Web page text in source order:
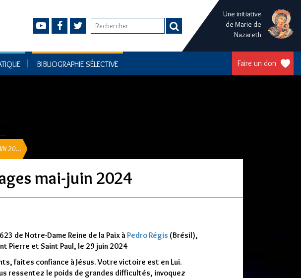
Une initiative
de Marie de
Nazareth
Faire un don
BIBLIOGRAPHIE SÉLECTIVE
20…
mai-juin 2024
de Notre-Dame Reine de la Paix àPedro Régis (Brésil),
Pierre et Saint Paul, le 29 juin 2024
faites confiance à Jésus. Votre victoire est en Lui.
ressentez le poids de grandes difficultés, invoquez